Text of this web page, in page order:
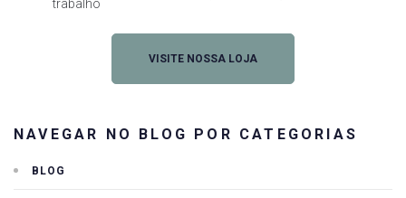
trabalho
VISITE NOSSA LOJA
NAVEGAR NO BLOG POR CATEGORIAS
BLOG